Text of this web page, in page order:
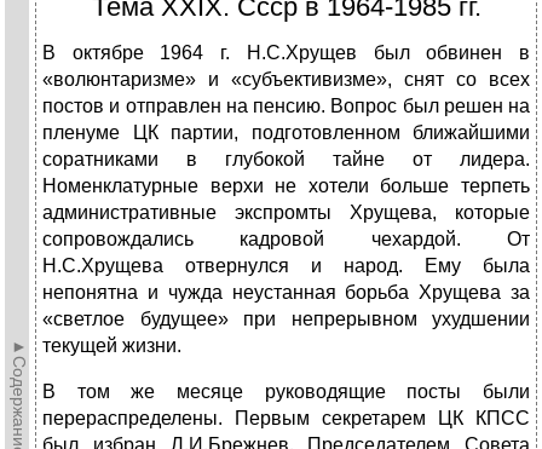
►Содержание►
Тема XXIX. Ссср в 1964-1985 гг.
В октябре 1964 г. Н.С.Хрущев был обвинен в
«волюнтаризме» и «субъективизме», снят со всех
постов и отправлен на пенсию. Вопрос был решен на
пленуме ЦК партии, подготовленном ближайшими
соратниками в глубокой тайне от лидера.
Номенклатурные верхи не хотели больше терпеть
административные экспромты Хрущева, которые
сопровождались кадровой чехардой. От
Н.С.Хрущева отвернулся и народ. Ему была
непонятна и чужда неустанная борьба Хрущева за
«светлое будущее» при непрерывном ухудшении
текущей жизни.
В том же месяце руководящие посты были
перераспределены. Первым секретарем ЦК КПСС